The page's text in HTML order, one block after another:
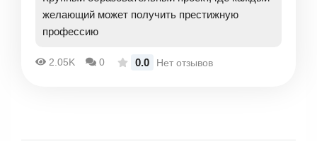
желающий может получить престижную
профессию
2.05K 0 0.0 Нет отзывов